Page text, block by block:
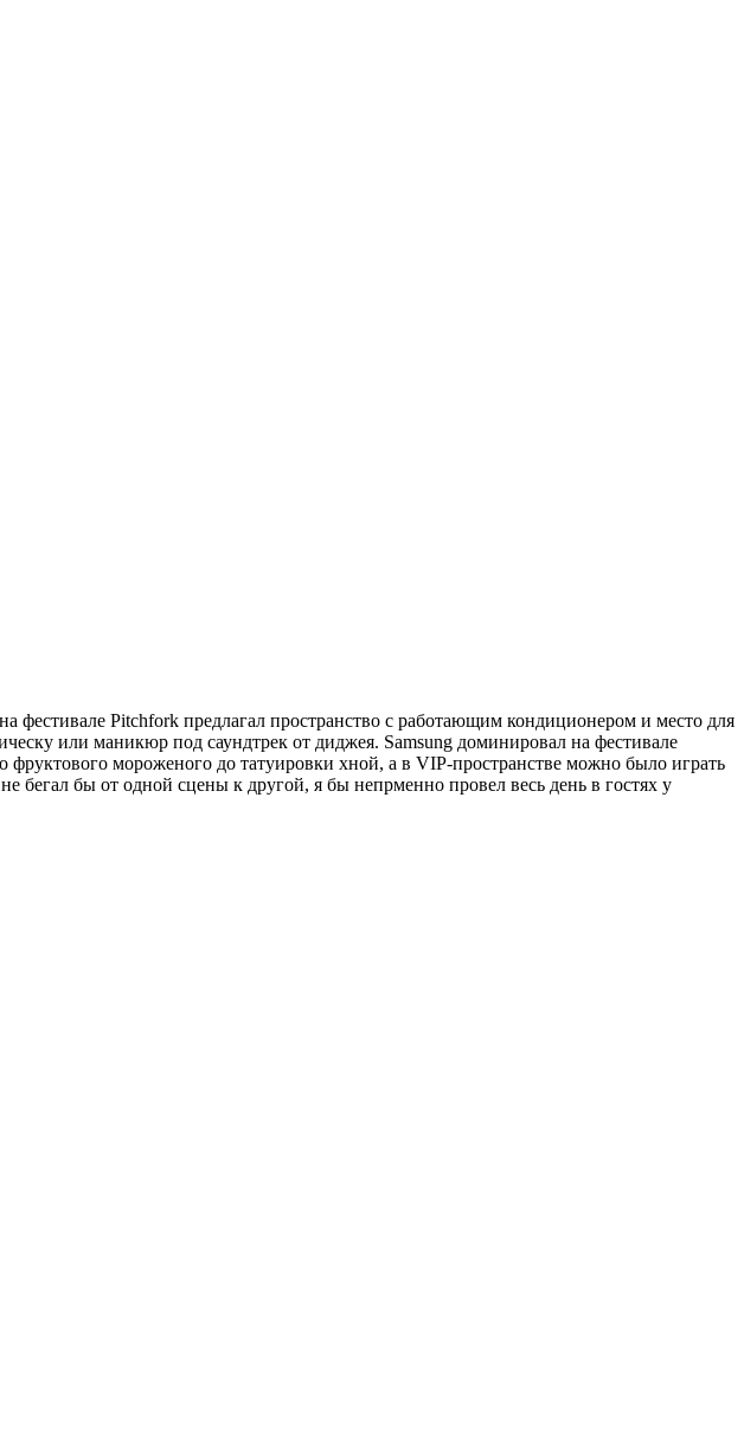
Pitchfork предлагал пространство с работающим кондиционером и место для
или маникюр под саундтрек от диджея. Samsung доминировал на фестивале
фруктового мороженого до татуировки хной, а в VIP-пространстве можно было играть
бегал бы от одной сцены к другой, я бы непрменно провел весь день в гостях у